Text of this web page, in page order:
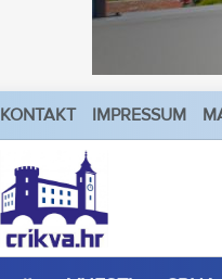
KONTAKT IMPRESSUM